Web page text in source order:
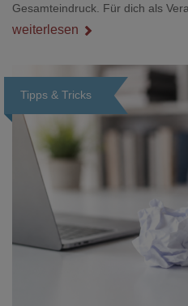
Gesamteindruck. Für dich als
Nebenthema: Bei Textilien mit
weiterlesen
Tipps & Tricks